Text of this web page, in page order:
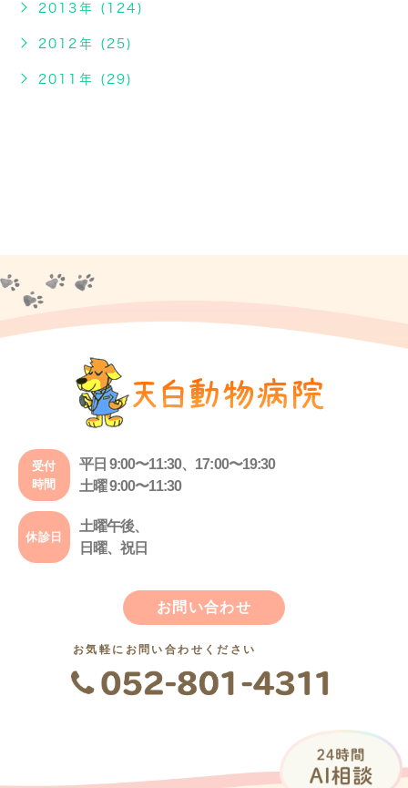
2013年 (124)
2012年 (25)
2011年 (29)
受付
時間
平日 9:00〜11:30、17:00〜19:30
土曜 9:00〜11:30
休診日
土曜午後、
日曜、祝日
お問い合わせ
お気軽にお問い合わせください